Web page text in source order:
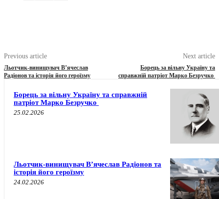
Previous article
Льотчик-винищувач В’ячеслав
Радіонов та історія його героїзму
Next article
Борець за вільну Україну та
справжній патріот Марко Безручко
Борець за вільну Україну та справжній
патріот Марко Безручко
25.02.2026
Льотчик-винищувач В’ячеслав Радіонов та
історія його героїзму
24.02.2026